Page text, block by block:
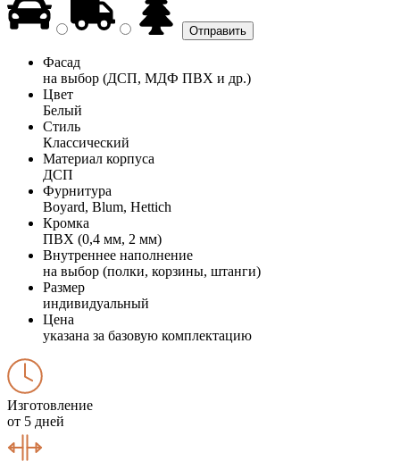
Фасад
на выбор (ДСП, МДФ ПВХ и др.)
Цвет
Белый
Стиль
Классический
Материал корпуса
ДСП
Фурнитура
Boyard, Blum, Hettich
Кромка
ПВХ (0,4 мм, 2 мм)
Внутреннее наполнение
на выбор (полки, корзины, штанги)
Размер
индивидуальный
Цена
указана за базовую комплектацию
Изготовление
от 5 дней